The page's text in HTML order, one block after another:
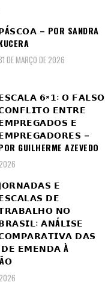
– POR SANDRA
DE MARÇO DE 2026
𝟲×𝟭: 𝗢 𝗙𝗔𝗟𝗦𝗢
𝗘𝗡𝗧𝗥𝗘
𝗘
–
GUILHERME AZEVEDO
𝗘
𝗗𝗘
𝗡𝗢
𝗔𝗡Á𝗟𝗜𝗦𝗘
𝗗𝗔𝗦
𝗘𝗠𝗘𝗡𝗗𝗔 À